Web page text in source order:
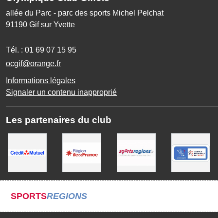
allée du Parc - parc des sports Michel Pelchat
91190 Gif sur Yvette
Tél. : 01 69 07 15 95
ocgif@orange.fr
Informations légales
Signaler un contenu inapproprié
Les partenaires du club
SPORTSREGIONS